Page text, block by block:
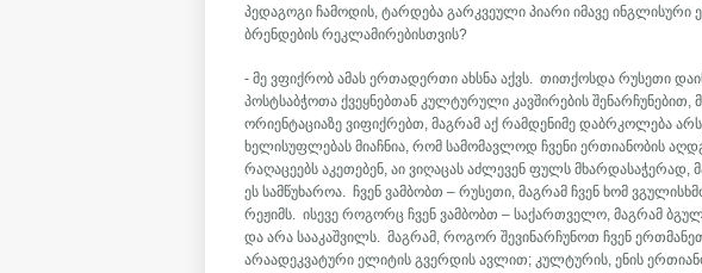
პედაგოგი ჩამოდის, ტარდება გარკვეული პიარი იმავე
ბრენდების რეკლამირებისთვის?
- მე ვფიქრობ ამას ერთადერთი ახსნა აქვს. თითქოსდა რუსეთი
პოსტსაბჭოთა ქვეყნებთან კულტურული კავშირების
ორიენტაციაზე ვიფიქრებთ, მაგრამ აქ რამდენიმე დაბრკოლება
ხელისუფლებას მიაჩნია, რომ სამომავლოდ ჩვენი ერთიანობის
რაღაცეებს აკეთებენ, აი ვიღაცას აძლევენ ფულს
ეს სამწუხაროა. ჩვენ ვამბობთ – რუსეთი, მაგრამ ჩვენ ხომ
რეჟიმს. ისევე როგორც ჩვენ ვამბობთ – საქართველო, მაგრამ
და არა სააკაშვილს. მაგრამ, როგორ შევინარჩუნოთ ჩვენ
არაადეკვატური ელიტის გვერდის ავლით; კულტურის, ენის